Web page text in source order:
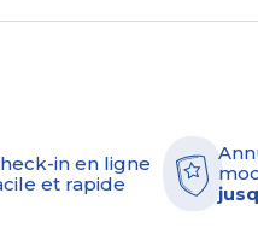
in en ligne
et rapide